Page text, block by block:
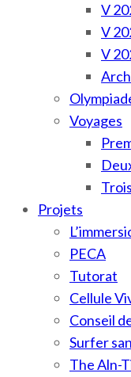
V
V
V
Voyages
Projets
PECA
Tutorat
Cellule
Conseil
Surfer
The Aln-